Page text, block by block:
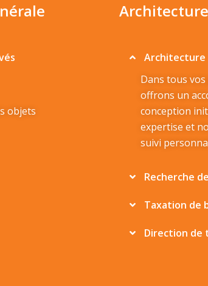
objets
Architecture
Dans tous
offrons un
conception
expertise et
suivi
Recherche
Taxation de
Direction de